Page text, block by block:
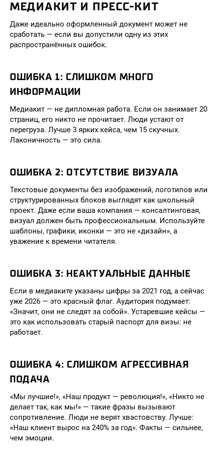
МЕДИАКИТ И ПРЕСС-КИТ
Даже идеально оформленный документ может не
сработать — если вы допустили одну из этих
распространённых ошибок.
ОШИБКА 1: СЛИШКОМ МНОГО
ИНФОРМАЦИИ
Медиакит — не дипломная работа. Если он занимает 20
страниц, его никто не прочитает. Люди устают от
перегруза. Лучше 3 ярких кейса, чем 15 скучных.
Лаконичность — это сила.
ОШИБКА 2: ОТСУТСТВИЕ ВИЗУАЛА
Текстовые документы без изображений, логотипов или
структурированных блоков выглядят как школьный
проект. Даже если ваша компания — консалтинговая,
визуал должен быть профессиональным. Используйте
шаблоны, графики, иконки — это не «дизайн», а
уважение к времени читателя.
ОШИБКА 3: НЕАКТУАЛЬНЫЕ ДАННЫЕ
Если в медиаките указаны цифры за 2021 год, а сейчас
уже 2026 — это красный флаг. Аудитория подумает:
«Значит, они не следят за собой». Устаревшие кейсы —
это как использовать старый паспорт для визы: не
работает.
ОШИБКА 4: СЛИШКОМ АГРЕССИВНАЯ
ПОДАЧА
«Мы лучшие!», «Наш продукт — революция!», «Никто не
делает так, как мы!» — такие фразы вызывают
сопротивление. Люди не верят хвастовству. Лучше:
«Наш клиент вырос на 240% за год». Факты — сильнее,
чем эмоции.